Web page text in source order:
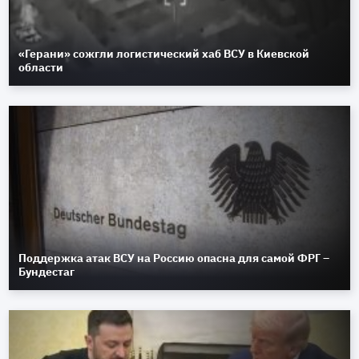
«Герани» сожгли логистический хаб ВСУ в Киевской
области
Поддержка атак ВСУ на Россию опасна для самой ФРГ –
Бундестаг